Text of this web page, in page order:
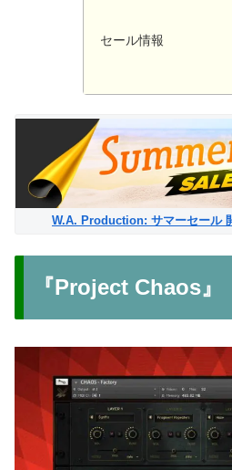
セール情報
W.A. Production: サマーセール
『Project Chaos』